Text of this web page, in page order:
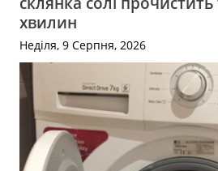
хвилин
Неділя, 9 Серпня, 2026